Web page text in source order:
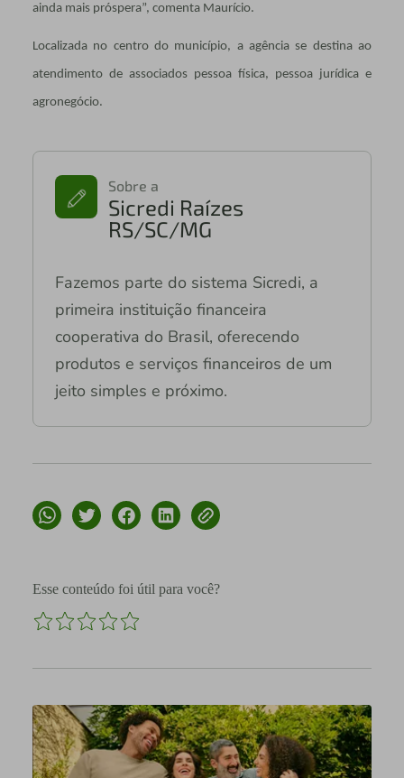
ainda mais próspera”, comenta Maurício.
Localizada no centro do município, a agência se destina ao
atendimento de associados pessoa física, pessoa jurídica e
agronegócio.
Sobre a
Sicredi Raízes
RS/SC/MG
Fazemos parte do sistema Sicredi, a
primeira instituição financeira
cooperativa do Brasil, oferecendo
produtos e serviços financeiros de um
jeito simples e próximo.
Esse conteúdo foi útil para você?